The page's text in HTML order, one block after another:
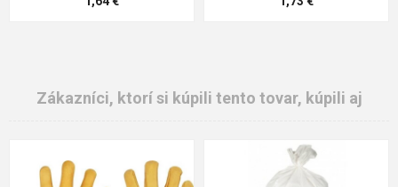
Zákazníci, ktorí si kúpili tento tovar, kúpili aj